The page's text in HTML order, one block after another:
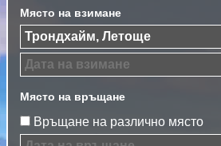
Място на взимане
Място на връщане
Връщане на различно място